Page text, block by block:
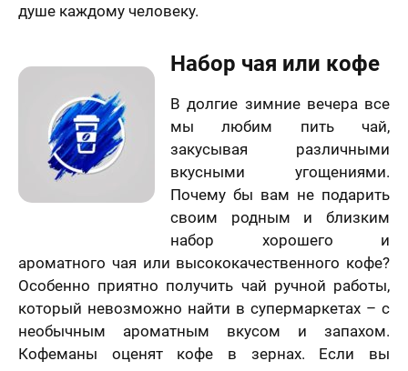
душе каждому человеку.
Набор чая или кофе
В долгие зимние вечера все
мы любим пить чай,
закусывая различными
вкусными угощениями.
Почему бы вам не подарить
своим родным и близким
набор хорошего и
ароматного чая или высококачественного кофе?
Особенно приятно получить чай ручной работы,
который невозможно найти в супермаркетах – с
необычным ароматным вкусом и запахом.
Кофеманы оценят кофе в зернах. Если вы